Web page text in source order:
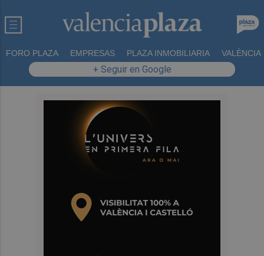
FORO PLAZA EMPRESAS PLAZA INMOBILIARIA VALÈNCIA
+ Seguir en Google